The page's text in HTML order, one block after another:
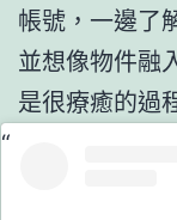
帳號，一邊了
並想像物件融
是很療癒的過